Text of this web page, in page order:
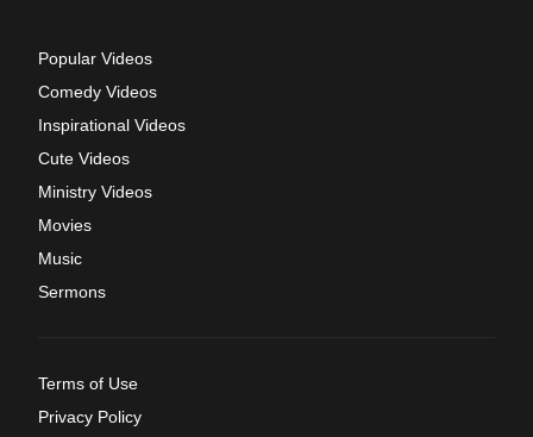
Popular Videos
Comedy Videos
Inspirational Videos
Cute Videos
Ministry Videos
Movies
Music
Sermons
Terms of Use
Privacy Policy